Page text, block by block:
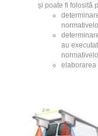
și poate fi folosită
au
elaborarea